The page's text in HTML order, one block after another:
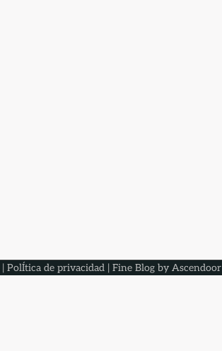
| PolÍtica de privacidad | Fine Blog by Ascendoor